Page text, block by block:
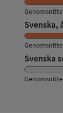
Svenska,
Svenska